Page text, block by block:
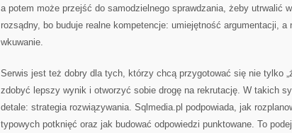
a potem może przejść do samodzielnego sprawdzania, żeby utrwalić
rozsądny, bo buduje realne kompetencje: umiejętność argumentacji,
wkuwanie.
Serwis jest też dobry dla tych, którzy chcą przygotować się nie tylko
zdobyć lepszy wynik i otworzyć sobie drogę na rekrutację. W takich
detale: strategia rozwiązywania. Sqlmedia.pl podpowiada, jak
typowych potknięć oraz jak budować odpowiedzi punktowane. To